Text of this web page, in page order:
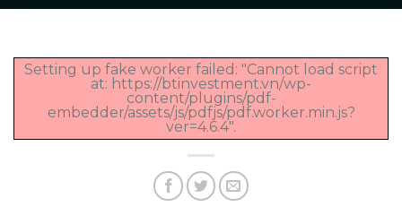
Setting up fake worker failed: "Cannot load script
at: https://btinvestment.vn/wp-
content/plugins/pdf-
embedder/assets/js/pdfjs/pdf.worker.min.js?
ver=4.6.4".